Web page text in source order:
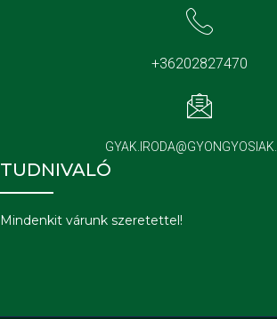
+36202827470
TUDNIVALÓ
Mindenkit várunk szeretettel!